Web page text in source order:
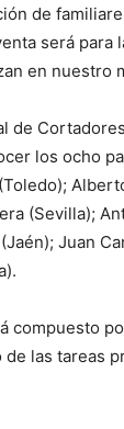
de
será para
en nuestro
de
los ocho
(Sevilla);
Juan
compuesto
las tareas